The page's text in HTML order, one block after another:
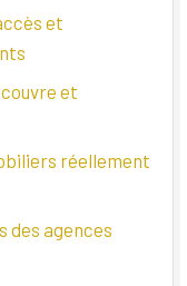
et
et
réellement
des agences